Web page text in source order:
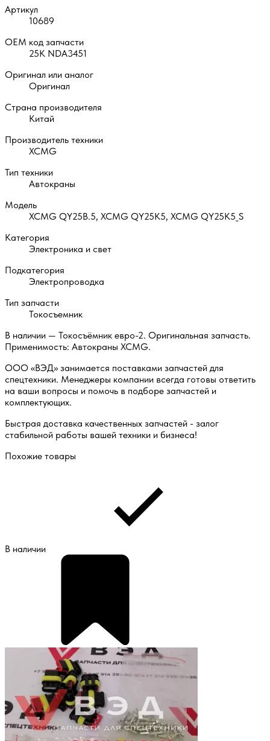
Артикул
10689
OEM код запчасти
25К NDA3451
Оригинал или аналог
Оригинал
Страна производителя
Китай
Производитель техники
XCMG
Тип техники
Автокраны
Модель
XCMG QY25B.5, XCMG QY25K5, XCMG QY25K5_S
Категория
Электроника и свет
Подкатегория
Электропроводка
Тип запчасти
Токосъемник
В наличии — Токосъёмник евро-2. Оригинальная запчасть.
Применимость: Автокраны XCMG.
ООО «ВЭД» занимается поставками запчастей для
спецтехники. Менеджеры компании всегда готовы ответить
на ваши вопросы и помочь в подборе запчастей и
комплектующих.
Быстрая доставка качественных запчастей - залог
стабильной работы вашей техники и бизнеса!
Похожие товары
В наличии